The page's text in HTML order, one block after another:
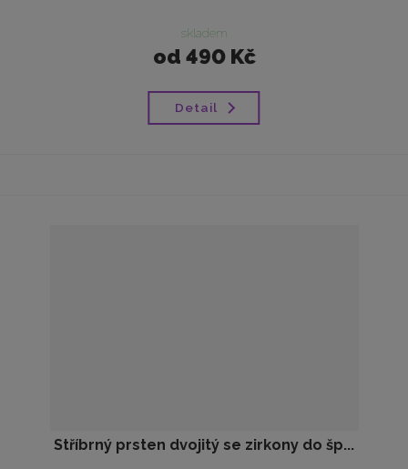
skladem
od 490 Kč
Detail
Stříbrný prsten dvojitý se zirkony do šp...